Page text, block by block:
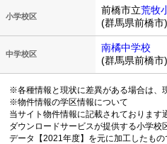
小学校区
前橋市立荒牧
(群馬県前橋市)
中学校区
南橘中学校
(群馬県前橋市)
※各種情報と現状に差異がある場合は、
※物件情報の学区情報について
当サイト物件情報に記載されております
ダウンロードサービスが提供する小学
データ【2021年度】を元に加工したも